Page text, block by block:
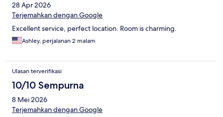
28 Apr 2026
Terjemahkan dengan Google
Excellent service, perfect location. Room is charming.
Ashley, perjalanan 2 malam
Ulasan terverifikasi
10/10 Sempurna
8 Mei 2026
Terjemahkan dengan Google